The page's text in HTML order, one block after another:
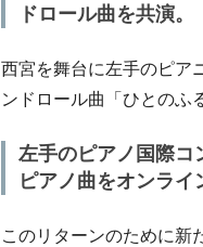
ドロール曲を共演。
西宮を舞台に左手のピア
ンドロール曲「ひとのふ
左手のピアノ国際コ
ピアノ曲をオンラ
このリターンのために新